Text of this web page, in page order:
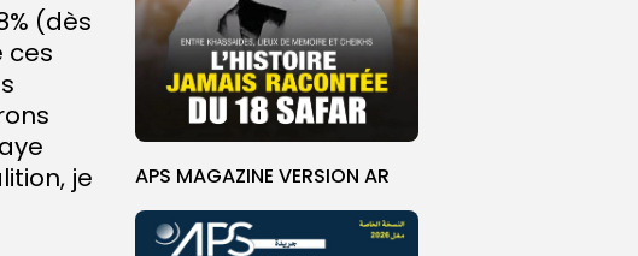
APS MAGAZINE VERSION AR
(dès
ces
je